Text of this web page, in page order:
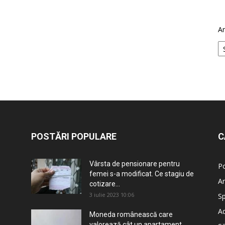
POSTĂRI POPULARE
Vârsta de pensionare pentru
femei s-a modificat. Ce stagiu de
cotizare...
3 iulie 2023 10:06
Moneda românească care